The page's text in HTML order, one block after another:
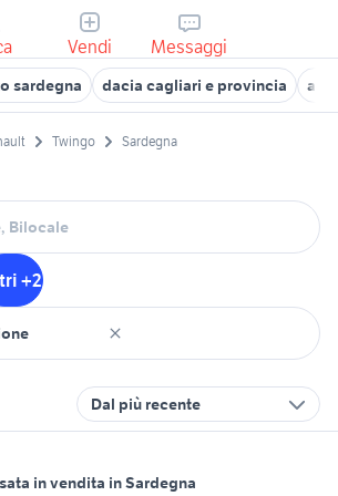
Vendi Messaggi
sardegna dacia cagliari e provincia
Twingo Sardegna
+2
Dal più recente
in vendita in Sardegna